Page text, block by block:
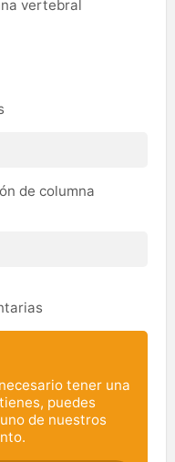
vertebral
de columna
tener una
puedes
de nuestros